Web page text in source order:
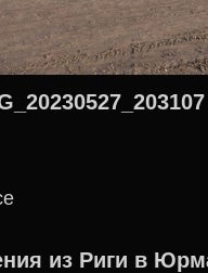
из Риги в